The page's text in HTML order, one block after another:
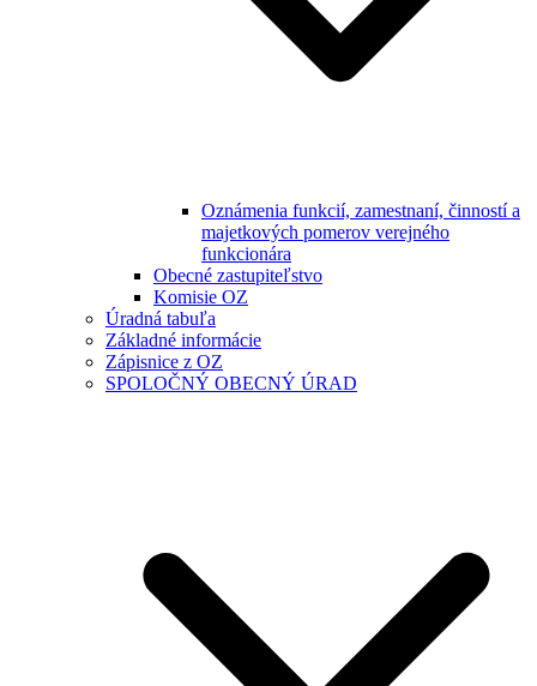
Oznámenia funkcií, zamestnaní, činností a
majetkových pomerov verejného
funkcionára
Obecné zastupiteľstvo
Komisie OZ
Úradná tabuľa
Základné informácie
Zápisnice z OZ
SPOLOČNÝ OBECNÝ ÚRAD